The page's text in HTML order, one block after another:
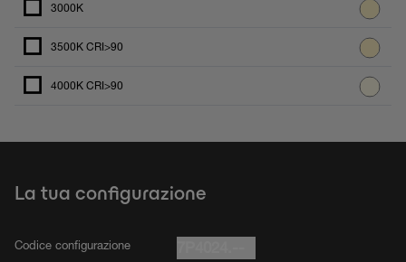
3000K
3500K CRI>90
4000K CRI>90
La tua configurazione
Codice configurazione